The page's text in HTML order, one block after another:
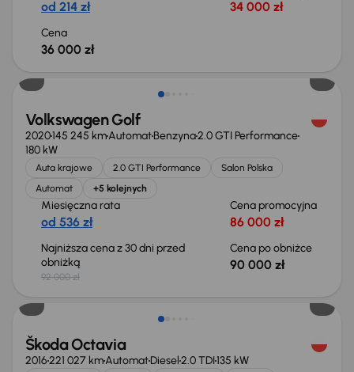
od 214 zł 34 000 zł
Cena
36 000 zł
Taniej o 2 000 zł
Volkswagen Golf
2020145 245 kmAutomatBenzyna2.0 GTI Performance
180 kW
Auta krajowe 2.0 GTI Performance
Salon Polska
Automat
+5 kolejnych
Miesięczna rata
od 536 zł
Cena promocyjna
86 000 zł
Najniższa cena z 30 dni przed
obniżką
92 000 zł
Cena po obniżce
90 000 zł
Škoda Octavia
2016221 027 kmAutomatDiesel2.0 TDI135 kW